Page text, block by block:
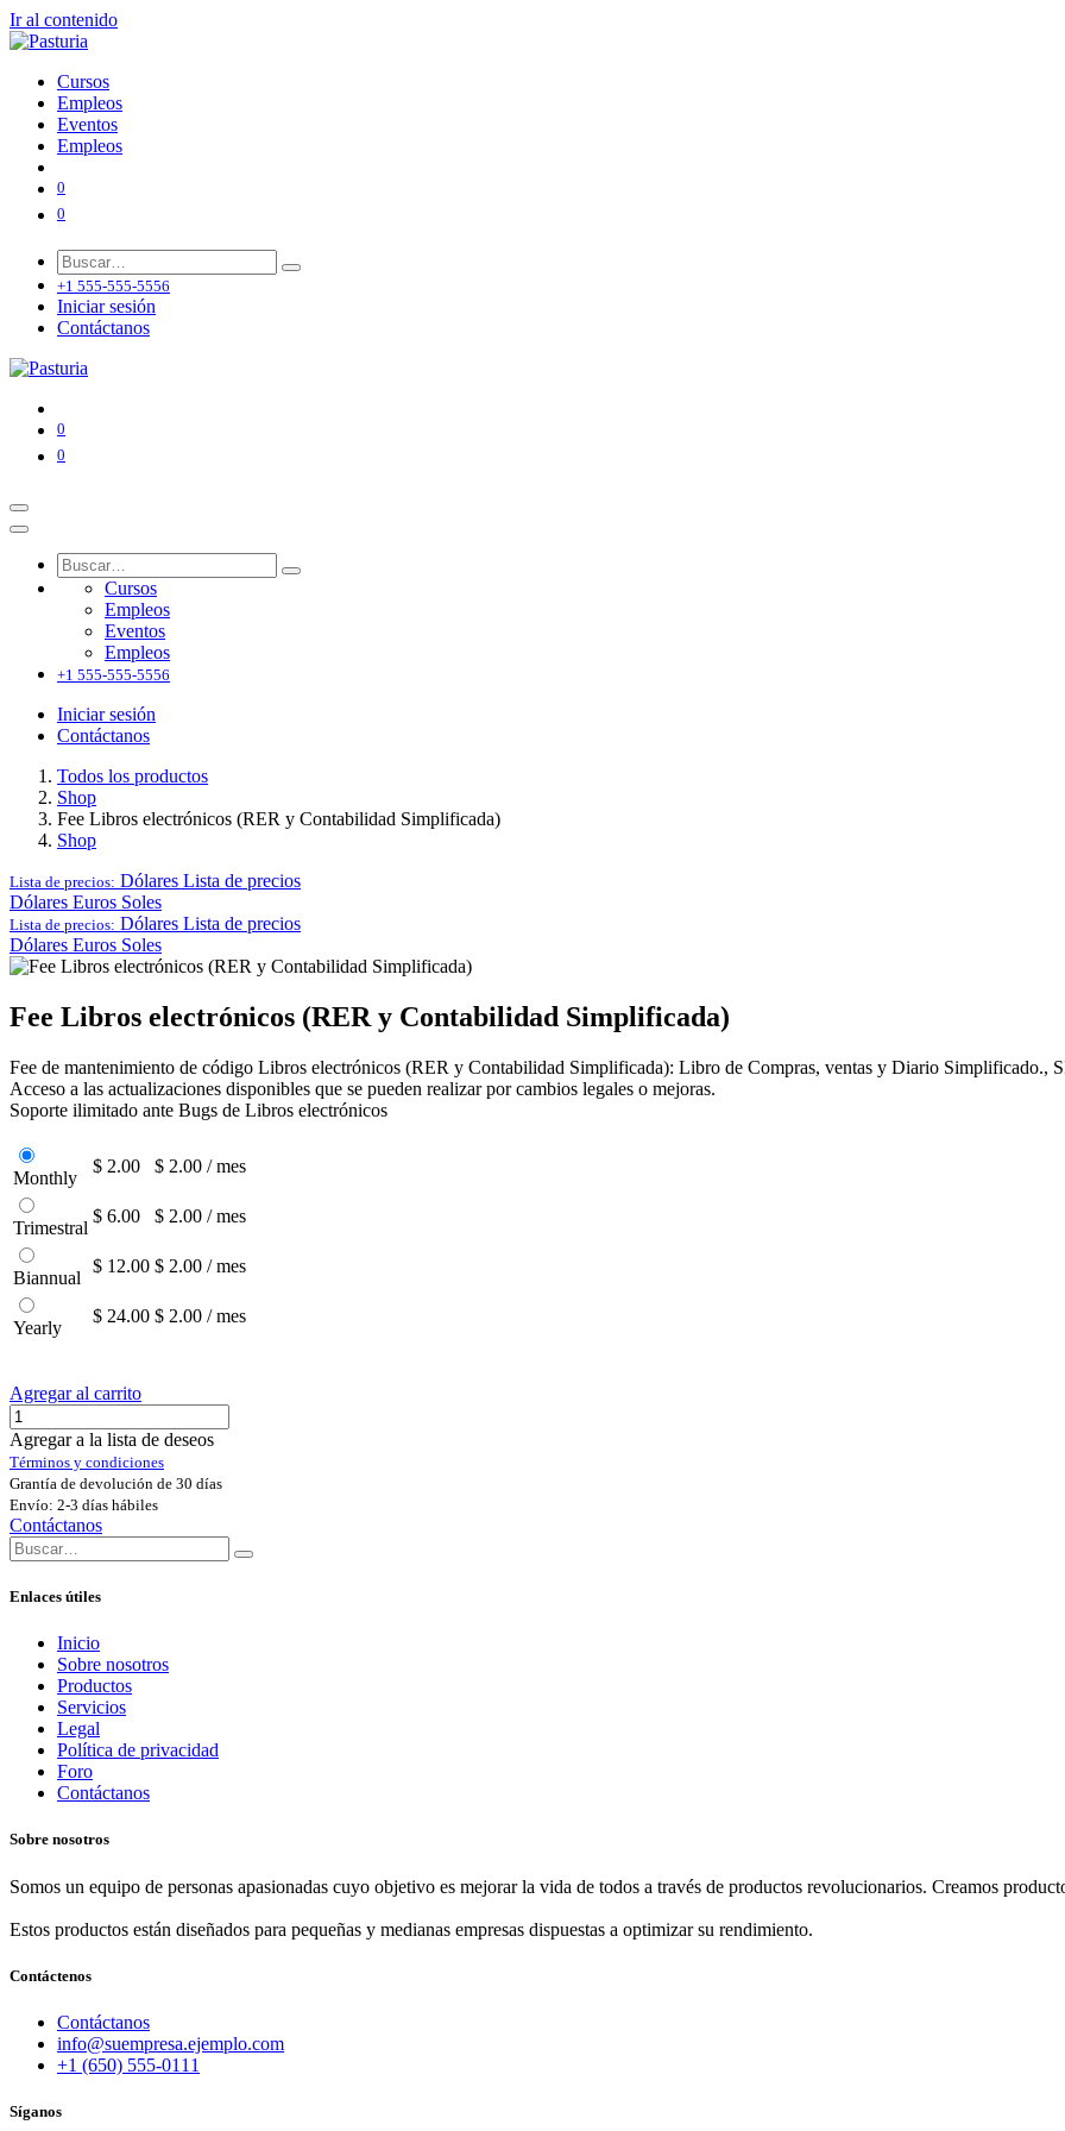
Ir al contenido
Cursos
Empleos
Eventos
Empleos
0
0
+1 555-555-5556
Iniciar sesión
Contáctanos
0
0
Cursos
Empleos
Eventos
Empleos
+1 555-555-5556
Iniciar sesión
Contáctanos
Todos los productos
Shop
Fee Libros electrónicos (RER y Contabilidad Simplificada)
Shop
Lista de precios: Dólares Lista de precios
Dólares Euros Soles
Lista de precios: Dólares Lista de precios
Dólares Euros Soles
Fee Libros electrónicos (RER y Contabilidad Simplificada)
Fee de mantenimiento de código Libros electrónicos (RER y Contabilidad Simplificada): Libro de Compras, ventas y Diario Simplificado.,
Acceso a las actualizaciones disponibles que se pueden realizar por cambios legales o mejoras.
Soporte ilimitado ante Bugs de Libros electrónicos
Monthly
$ 2.00 $ 2.00 / mes
Trimestral
$ 6.00 $ 2.00 / mes
Biannual
$ 12.00 $ 2.00 / mes
Yearly
$ 24.00 $ 2.00 / mes
Agregar al carrito
Agregar a la lista de deseos
Términos y condiciones
Grantía de devolución de 30 días
Envío: 2-3 días hábiles
Contáctanos
Enlaces útiles
Inicio
Sobre nosotros
Productos
Servicios
Legal
Política de privacidad
Foro
Contáctanos
Sobre nosotros
Somos un equipo de personas apasionadas cuyo objetivo es mejorar la vida de todos a través de productos revolucionarios. Creamos
Estos productos están diseñados para pequeñas y medianas empresas dispuestas a optimizar su rendimiento.
Contáctenos
Contáctanos
info@suempresa.ejemplo.com
+1 (650) 555-0111
Síganos